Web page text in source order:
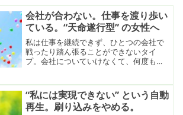
会社が合わない。仕事を渡り歩い
ている。“天命遂行型” の女性へ
私は仕事を継続できず、ひとつの会社で
戦ったり踏ん張ることができないタイ
プ。会社についていけなくて、何度も転
輩や上司はまぶしいです。私もがんばろ
うとはしますが、保たない。すぐに限界
がきて辞めてしまいます。
“私には実現できない” という自動
再生。刷り込みをやめる。